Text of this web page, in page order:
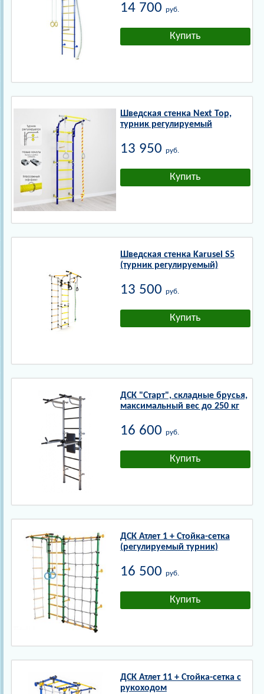
14 700 руб.
Шведская стенка Next Top,
турник регулируемый
13 950 руб.
Шведская стенка Karusel S5
(турник регулируемый)
13 500 руб.
ДСК "Старт", складные брусья,
максимальный вес до 250 кг
16 600 руб.
ДСК Атлет 1 + Стойка-сетка
(регулируемый турник)
16 500 руб.
ДСК Атлет 11 + Стойка-сетка с
рукоходом